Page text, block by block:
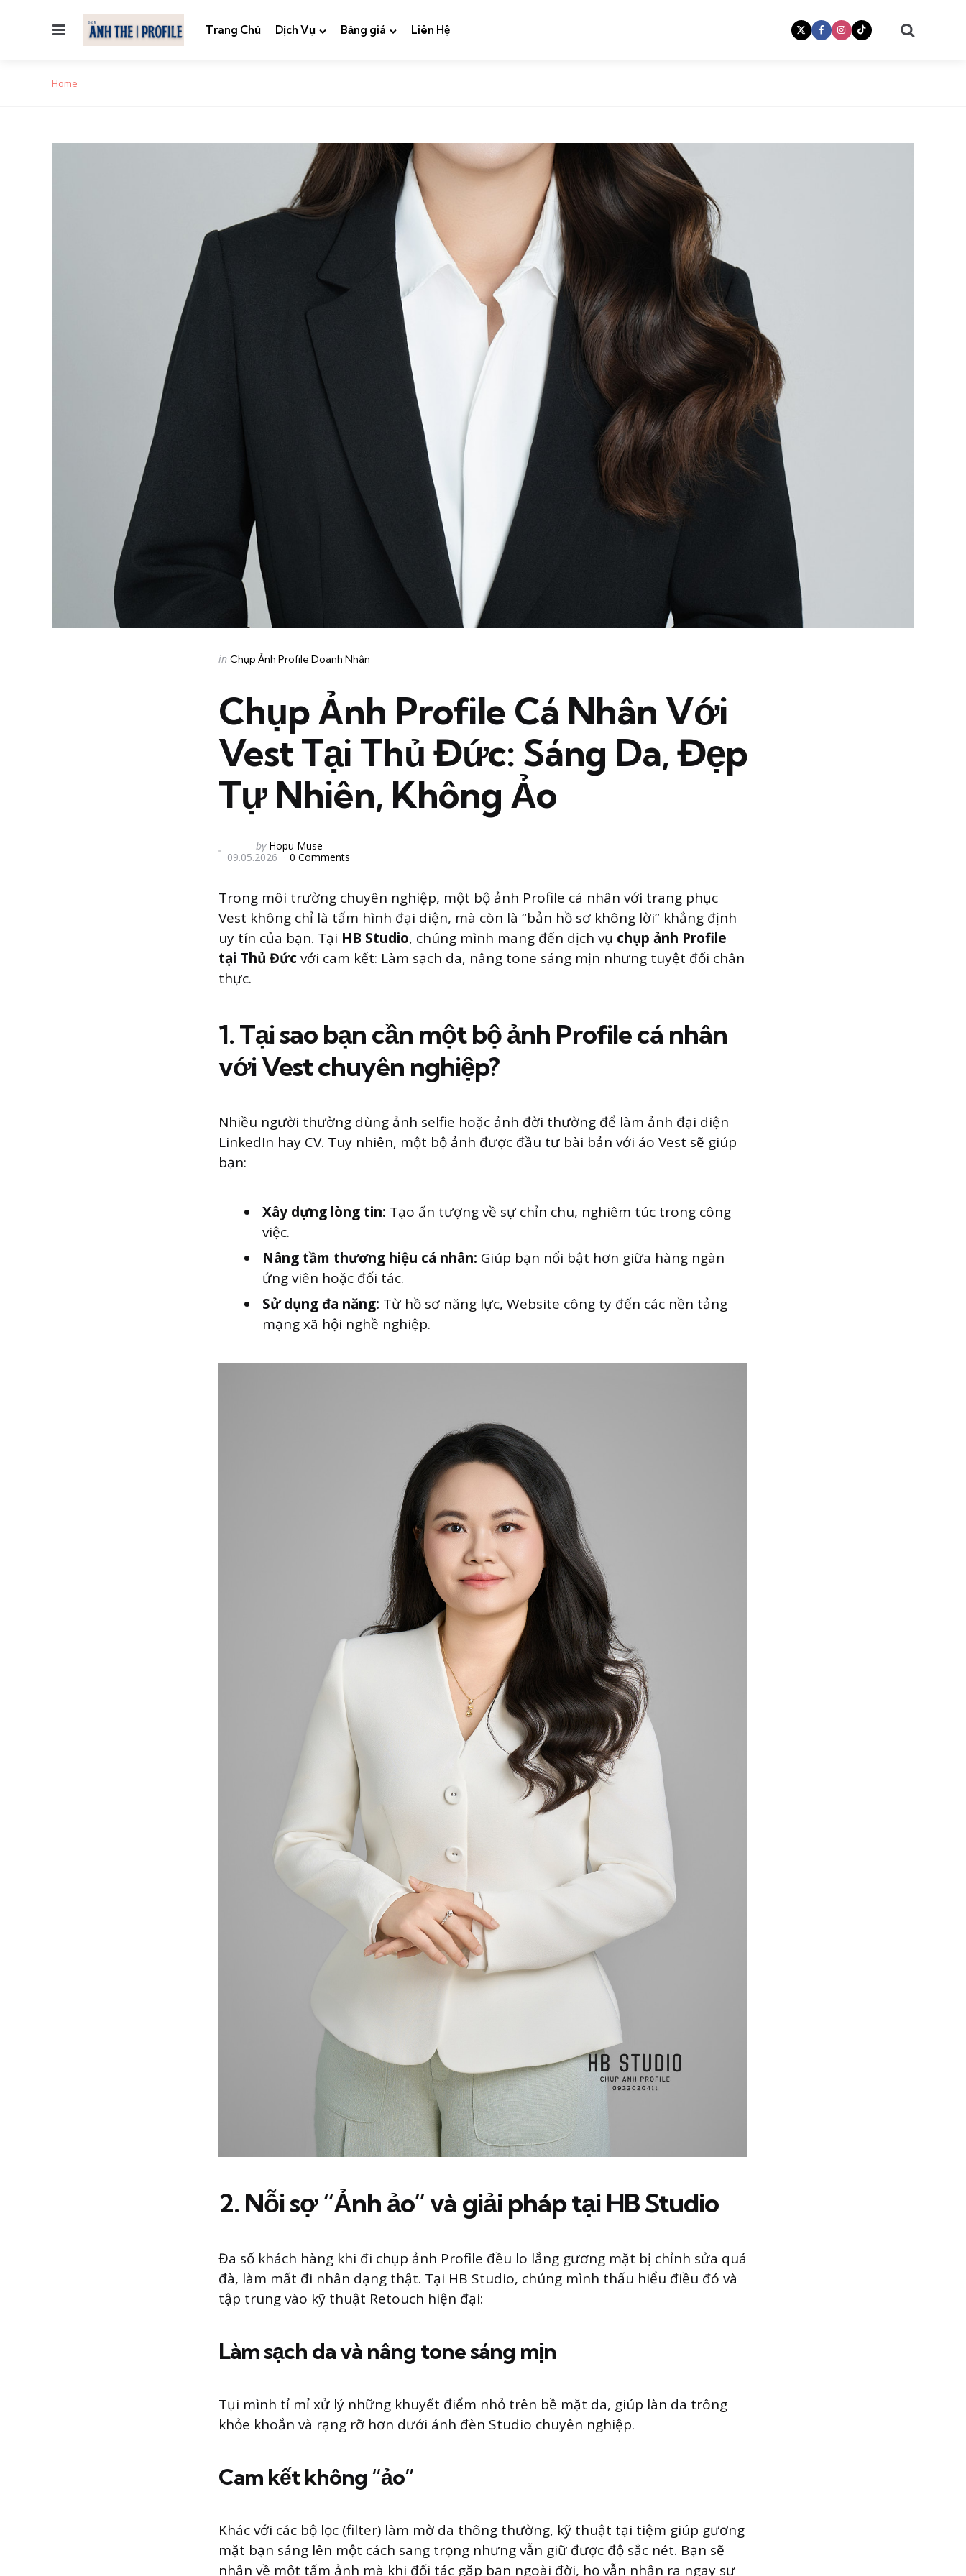
Menu Trang Chủ Dịch Vụ Bảng giá Liên Hệ
Home
Categories
Posted
in Chụp Ảnh Profile Doanh Nhân
Chụp Ảnh Profile Cá Nhân Với
Vest Tại Thủ Đức: Sáng Da, Đẹp
Tự Nhiên, Không Ảo
Posted
by
by Hopu Muse
09.05.2026
0 Comments
Trong môi trường chuyên nghiệp, một bộ ảnh Profile cá nhân với trang phục
Vest không chỉ là tấm hình đại diện, mà còn là “bản hồ sơ không lời” khẳng định
uy tín của bạn. Tại HB Studio, chúng mình mang đến dịch vụ chụp ảnh Profile
tại Thủ Đức với cam kết: Làm sạch da, nâng tone sáng mịn nhưng tuyệt đối chân
thực.
1. Tại sao bạn cần một bộ ảnh Profile cá nhân
với Vest chuyên nghiệp?
Nhiều người thường dùng ảnh selfie hoặc ảnh đời thường để làm ảnh đại diện
LinkedIn hay CV. Tuy nhiên, một bộ ảnh được đầu tư bài bản với áo Vest sẽ giúp
bạn:
Xây dựng lòng tin: Tạo ấn tượng về sự chỉn chu, nghiêm túc trong công
việc.
Nâng tầm thương hiệu cá nhân: Giúp bạn nổi bật hơn giữa hàng ngàn
ứng viên hoặc đối tác.
Sử dụng đa năng: Từ hồ sơ năng lực, Website công ty đến các nền tảng
mạng xã hội nghề nghiệp.
2. Nỗi sợ “Ảnh ảo” và giải pháp tại HB Studio
Đa số khách hàng khi đi chụp ảnh Profile đều lo lắng gương mặt bị chỉnh sửa quá
đà, làm mất đi nhân dạng thật. Tại HB Studio, chúng mình thấu hiểu điều đó và
tập trung vào kỹ thuật Retouch hiện đại:
Làm sạch da và nâng tone sáng mịn
Tụi mình tỉ mỉ xử lý những khuyết điểm nhỏ trên bề mặt da, giúp làn da trông
khỏe khoắn và rạng rỡ hơn dưới ánh đèn Studio chuyên nghiệp.
Cam kết không “ảo”
Khác với các bộ lọc (filter) làm mờ da thông thường, kỹ thuật tại tiệm giúp gương
mặt bạn sáng lên một cách sang trọng nhưng vẫn giữ được độ sắc nét. Bạn sẽ
nhận về một tấm ảnh mà khi đối tác gặp bạn ngoài đời, họ vẫn nhận ra ngay sự